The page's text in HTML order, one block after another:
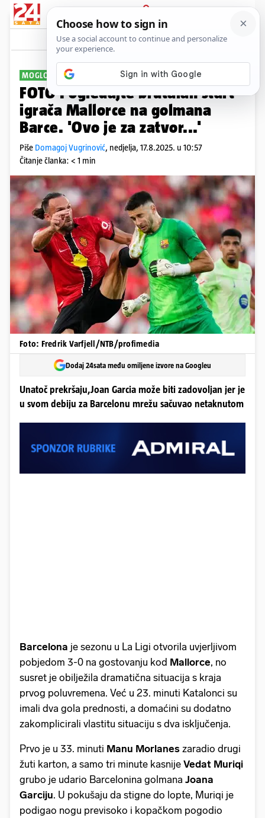
PRIJAVA
Sport Komentari
MOGLO JE BITI KOBNO
FOTO Pogledajte brutalan start
igrača Mallorce na golmana
Barce. 'Ovo je za zatvor...'
Piše Domagoj Vugrinović, nedjelja, 17.8.2025. u 10:57
Čitanje članka: < 1 min
Foto: Fredrik Varfjell/NTB/profimedia
Dodaj 24sata među omiljene izvore na Googleu
Unatoč prekršaju,Joan Garcia može biti zadovoljan jer je
u svom debiju za Barcelonu mrežu sačuvao netaknutom
Barcelona je sezonu u La Ligi otvorila uvjerljivom
pobjedom 3-0 na gostovanju kod Mallorce, no
susret je obilježila dramatična situacija s kraja
prvog poluvremena. Već u 23. minuti Katalonci su
imali dva gola prednosti, a domaćini su dodatno
zakomplicirali vlastitu situaciju s dva isključenja.
Prvo je u 33. minuti Manu Morlanes zaradio drugi
žuti karton, a samo tri minute kasnije Vedat Muriqi
grubo je udario Barcelonina golmana Joana
Garciju. U pokušaju da stigne do lopte, Muriqi je
podigao nogu previsoko i kopačkom pogodio